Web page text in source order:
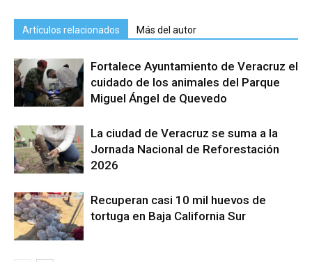
Artículos relacionados Más del autor
Fortalece Ayuntamiento de Veracruz el
cuidado de los animales del Parque
Miguel Ángel de Quevedo
La ciudad de Veracruz se suma a la
Jornada Nacional de Reforestación
2026
Recuperan casi 10 mil huevos de
tortuga en Baja California Sur